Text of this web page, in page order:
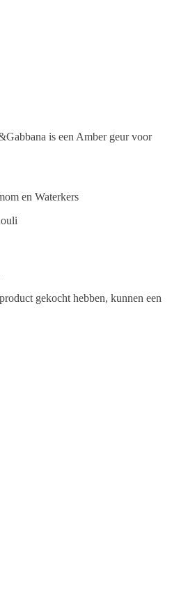
is een Amber geur voor
en Waterkers
gekocht hebben, kunnen een